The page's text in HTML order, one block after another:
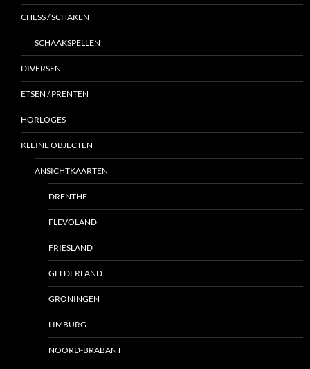
CHESS / SCHAKEN
SCHAAKSPELLEN
DIVERSEN
ETSEN / PRENTEN
HORLOGES
KLEINE OBJECTEN
ANSICHTKAARTEN
DRENTHE
FLEVOLAND
FRIESLAND
GELDERLAND
GRONINGEN
LIMBURG
NOORD-BRABANT